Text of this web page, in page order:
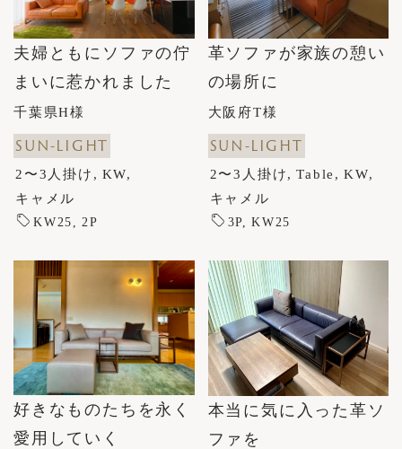
夫婦ともにソファの佇
まいに惹かれました
千葉県H様
SUN-LIGHT
2〜3人掛け
KW
キャメル
KW25 2P
革ソファが家族の憩い
の場所に
大阪府T様
SUN-LIGHT
2〜3人掛け Table
KW
キャメル
3P KW25
好きなものたちを永く
愛用していく
本当に気に入った革ソ
ファを